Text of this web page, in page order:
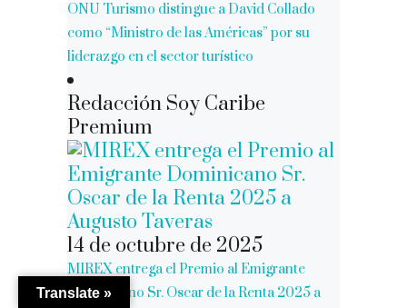
ONU Turismo distingue a David Collado
como “Ministro de las Américas” por su
liderazgo en el sector turístico
Redacción Soy Caribe
Premium
14 de octubre de 2025
MIREX entrega el Premio al Emigrante
Dominicano Sr. Oscar de la Renta 2025 a
Translate »